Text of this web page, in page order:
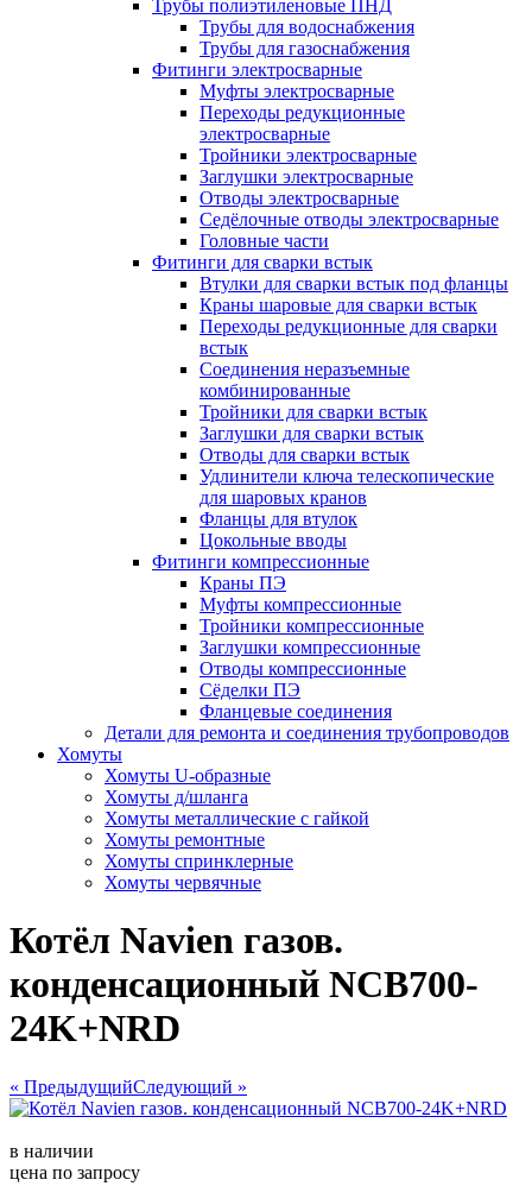
Трубы полиэтиленовые ПНД
Трубы для водоснабжения
Трубы для газоснабжения
Фитинги электросварные
Муфты электросварные
Переходы редукционные
электросварные
Тройники электросварные
Заглушки электросварные
Отводы электросварные
Седёлочные отводы электросварные
Головные части
Фитинги для сварки встык
Втулки для сварки встык под фланцы
Краны шаровые для сварки встык
Переходы редукционные для сварки
встык
Соединения неразъемные
комбинированные
Тройники для сварки встык
Заглушки для сварки встык
Отводы для сварки встык
Удлинители ключа телескопические
для шаровых кранов
Фланцы для втулок
Цокольные вводы
Фитинги компрессионные
Краны ПЭ
Муфты компрессионные
Тройники компрессионные
Заглушки компрессионные
Отводы компрессионные
Сёделки ПЭ
Фланцевые соединения
Детали для ремонта и соединения трубопроводов
Хомуты
Хомуты U-образные
Хомуты д/шланга
Хомуты металлические с гайкой
Хомуты ремонтные
Хомуты спринклерные
Хомуты червячные
Котёл Navien газов.
конденсационный NCB700-
24K+NRD
« ПредыдущийСледующий »
в наличии
цена по запросу